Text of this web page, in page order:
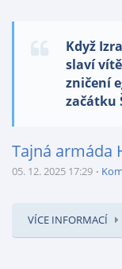
Když
slaví
zničení
začátku
Tajná armáda
05. 12. 2025 17:29
VÍCE INFORMACÍ